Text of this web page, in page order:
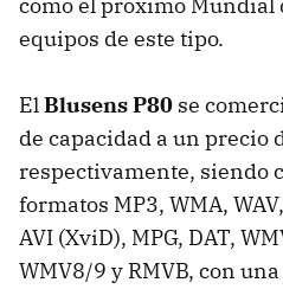
como el próximo Mundial
equipos de este tipo.
ElBlusens P80 se
de capacidad a un precio
respectivamente, siendo
formatos MP3, WMA, WAV,
AVI (XviD), MPG, DAT,
WMV8/9 y RMVB, con